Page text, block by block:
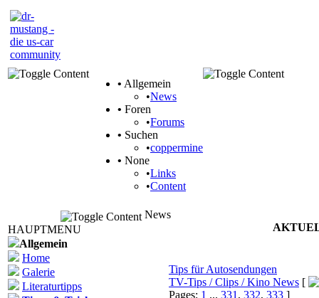
• Allgemein
•News
• Foren
•Forums
• Suchen
•coppermine
• None
•Links
•Content
HAUPTMENU
Allgemein
Home
Galerie
Literaturtipps
News
Tips für Autosendungen
TV-Tips / Clips / Kino News [
Pages: 1 ... 331 , 332, 333 ]